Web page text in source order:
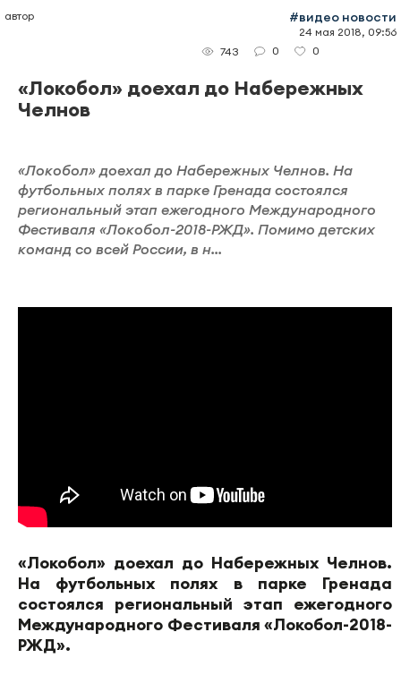
автор #видео новости
24 мая 2018, 09:56
743
0 0
«Локобол» доехал до Набережных
Челнов
«Локобол» доехал до Набережных Челнов. На
футбольных полях в парке Гренада состоялся
региональный этап ежегодного Международного
Фестиваля «Локобол-2018-РЖД». Помимо детских
команд со всей России, в н...
«Локобол» доехал до Набережных Челнов.
На футбольных полях в парке Гренада
состоялся региональный этап ежегодного
Международного Фестиваля «Локобол-2018-
РЖД».